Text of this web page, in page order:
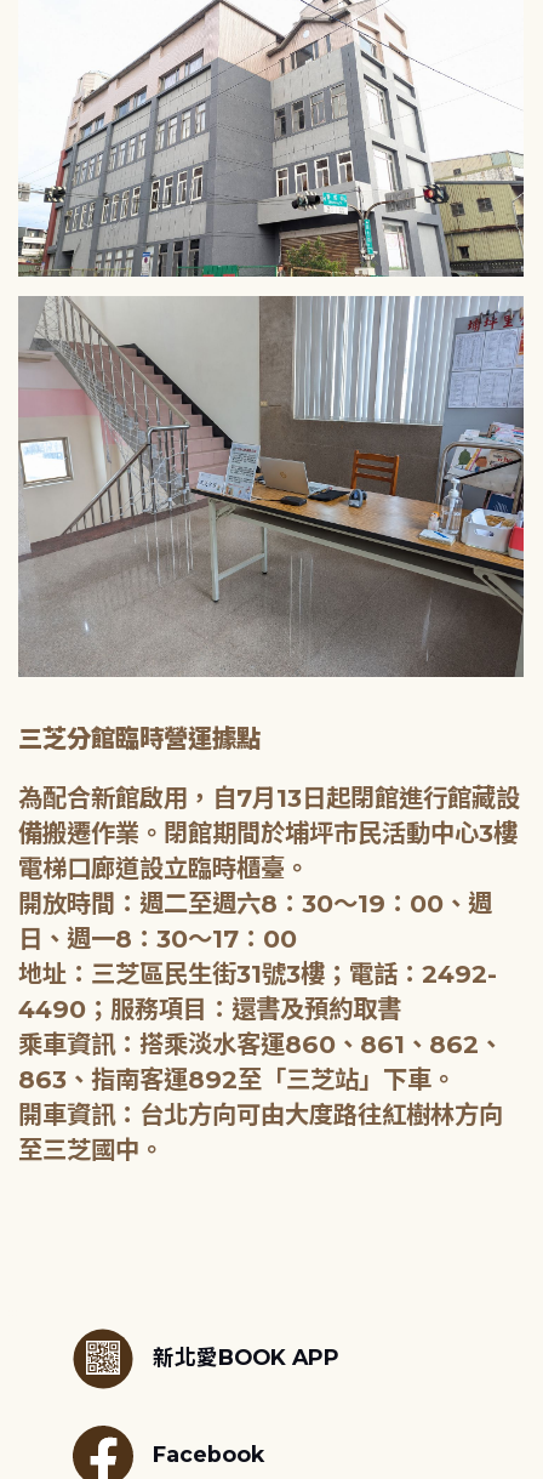
三芝分館臨時營運據點
為配合新館啟用，自7月13日起閉館進行館藏設
備搬遷作業。閉館期間於埔坪市民活動中心3樓
電梯口廊道設立臨時櫃臺。
開放時間：週二至週六8：30～19：00、週
日、週一8：30～17：00
地址：三芝區民生街31號3樓；電話：2492-
4490；服務項目：還書及預約取書
乘車資訊：搭乘淡水客運860、861、862、
863、指南客運892至「三芝站」下車。
開車資訊：台北方向可由大度路往紅樹林方向
至三芝國中。
新北愛BOOK APP
Facebook